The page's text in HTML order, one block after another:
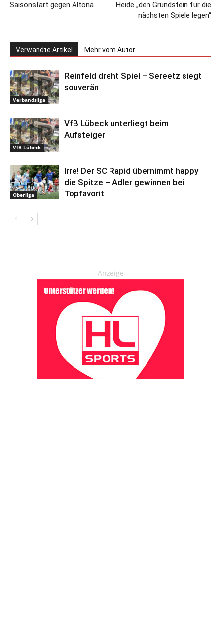
Saisonstart gegen Altona
Heide „den Grundstein für die
nächsten Spiele legen“
Verwandte Artikel Mehr vom Autor
Verbandsliga
Reinfeld dreht Spiel – Sereetz siegt
souverän
VfB Lübeck
VfB Lübeck unterliegt beim
Aufsteiger
Oberliga
Irre! Der SC Rapid übernimmt happy
die Spitze – Adler gewinnen bei
Topfavorit
Anzeige